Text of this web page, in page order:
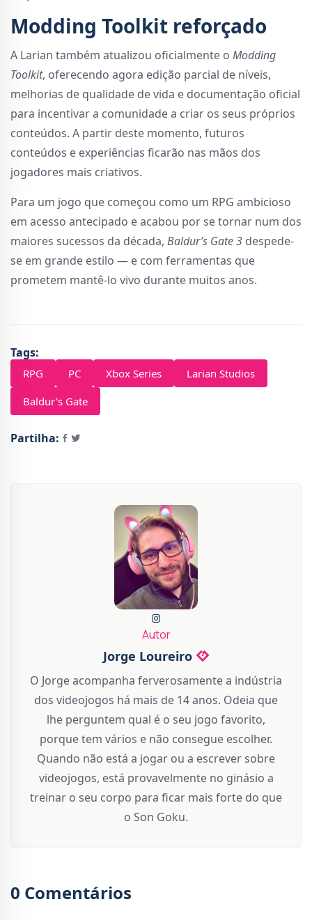
Modding Toolkit reforçado
A Larian também atualizou oficialmente o Modding
Toolkit, oferecendo agora edição parcial de níveis,
melhorias de qualidade de vida e documentação oficial
para incentivar a comunidade a criar os seus próprios
conteúdos. A partir deste momento, futuros
conteúdos e experiências ficarão nas mãos dos
jogadores mais criativos.
Para um jogo que começou como um RPG ambicioso
em acesso antecipado e acabou por se tornar num dos
maiores sucessos da década, Baldur’s Gate 3 despede-
se em grande estilo — e com ferramentas que
prometem mantê-lo vivo durante muitos anos.
Tags:
RPG PC Xbox Series
Larian Studios
Baldur's Gate
Partilha:
Autor
Jorge Loureiro
O Jorge acompanha ferverosamente a indústria
dos videojogos há mais de 14 anos. Odeia que
lhe perguntem qual é o seu jogo favorito,
porque tem vários e não consegue escolher.
Quando não está a jogar ou a escrever sobre
videojogos, está provavelmente no ginásio a
treinar o seu corpo para ficar mais forte do que
o Son Goku.
0 Comentários